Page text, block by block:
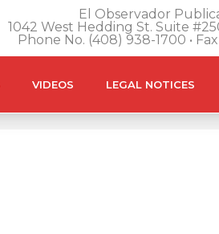
El Observador
1042 West Hedding St. Suite
Phone No. (408) 938-1700 •
VIDEOS LEGAL NOTICES